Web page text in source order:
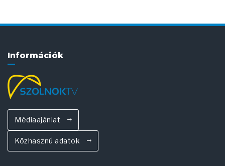
Információk
Médiaajánlat
Közhasznú adatok